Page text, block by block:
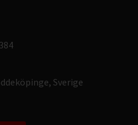
Sverige